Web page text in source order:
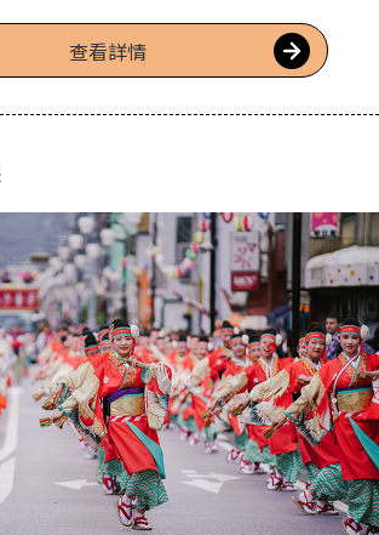
順利的安產祈願，以及祈求與孩子結緣的夫
3子子寶的人們前來的求子祈願都很受歡迎。這
查看詳情